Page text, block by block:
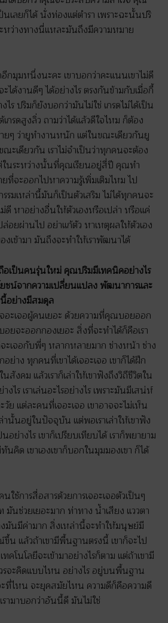
นเลยก็ได้ นั่งท่องแต่ตำรา เพราะฉะนั้นปริ
หว่างทางนี่แหละมันถึงมีความหมาย
มุมหนึ่งนะคะ เขาบอกว่าคะแนนเขาไม่ดี
ได้งานดีๆ ได้อย่างไร ตรงกันข้ามกับเมื่อกี้
ร ปริมก็ยังบอกว่ามันไม่ใช่ เกรดไม่ได้เป็น
กรดสูงลิ่ว ถามว่าได้แล้วดีใจไหม ก็ต้อง
ยๆ ว่ายูทำงานหนัก แต่ในขณะเดียวกันยู
ะเดียวกัน เราไม่จำเป็นว่าทุกคนจะต้อง
ในระหว่างนั้นที่คุณเรียนอยู่สี่ปี คุณทำ
ที่จะออกไปหาความรู้เพิ่มเติมไหม ไป
รมเหล่านี้มันก็เป็นตัวเสริม ไม่ได้ทุกคนจะ
ดี หาอย่างอื่นให้ตัวเองหรือเปล่า หรือแค่
อยผ่านไป อย่าแก้ตัว หาเหตุผลให้ตัวเอง
เข้ามา มันถึงจะทำให้เราพัฒนาได้
อเป็นคนรุ่นใหม่ คุณปริมมีเทคนิคอย่างไร
ยชน์จากความเปลี่ยนแปลง พัฒนาการและ
อย่างมีสมดุล
จอะเจอผู้คนเยอะ ด้วยความที่คุณบอยออก
ยจะออกกองเยอะ สิ่งที่จะทำได้ก็คือเรา
ะเจอกับพี่ๆ หลากหลายมาก ช่างหน้า ช่าง
าง ทุกคนที่เขาได้เจอะเจอ เขาก็ได้ฝึก
สังคม แล้วเราก็เล่าให้เขาฟังถึงวิถีชีวิตใน
งไร เราเล่นอะไรอย่างไร เพราะมันมีเสน่ห์
ย แต่ละคนที่เจอะเจอ เขาอาจจะไม่เห็น
นั้นอยู่ในปัจจุบัน แต่พอเราเล่าให้เขาฟัง
ย่างไร เขาก็เปรียบเทียบได้ เราก็พยายาม
คิด เขาเองเขาก็บอกในมุมมองเขา ก็ได้
ใช้การสื่อสารด้วยการเจอะเจอตัวเป็นๆ
นช่วยเยอะมาก ท่าทาง น้ำเสียง แววตา
มันมีค่ามาก สิ่งเหล่านี้จะทำให้มนุษย์มี
แล้วถ้าเขามีพื้นฐานตรงนี้ เขาก็จะไป
คโนโลยีจะเข้ามาอย่างไรก็ตาม แต่ถ้าเขามี
วรจะคิดแบบไหน อย่างไร อยู่บนพื้นฐาน
ะที่ไหน จะยุคสมัยไหน ความดีก็คือความดี
รามาบอกว่าอันนี้ดี มันไม่ใช่